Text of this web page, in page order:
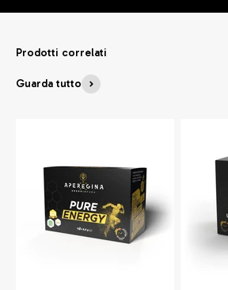
Prodotti correlati
Guarda tutto